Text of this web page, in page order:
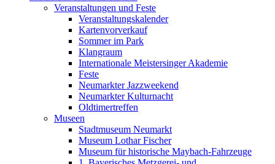
Veranstaltungen und Feste
Veranstaltungskalender
Kartenvorverkauf
Sommer im Park
Klangraum
Internationale Meistersinger Akademie
Feste
Neumarkter Jazzweekend
Neumarkter Kulturnacht
Oldtimertreffen
Museen
Stadtmuseum Neumarkt
Museum Lothar Fischer
Museum für historische Maybach-Fahrzeuge